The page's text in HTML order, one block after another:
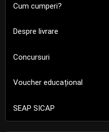
Cum cumperi?
Despre livrare
Concursuri
Voucher educațional
SEAP SICAP